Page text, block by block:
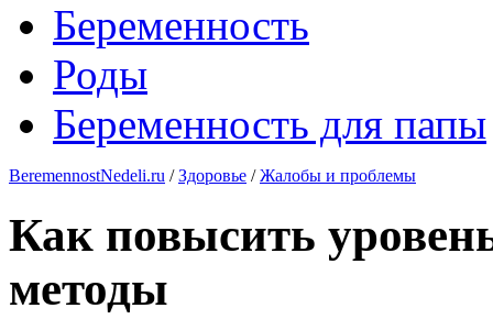
Беременность
Роды
Беременность для папы
BeremennostNedeli.ru / Здоровье / Жалобы и проблемы
Как повысить
методы